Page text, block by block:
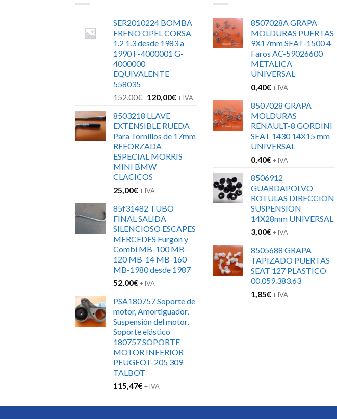
SER2010224 BOMBA
FRENO OPEL CORSA
1.2 1.3 desde 1983 a
1990 F-4000001 G-
4000000
EQUIVALENTE
558035
152,00€ El
original
era:
152,00€.
120,00€El
es:
120,00€.
+ IVA
8503218 LLAVE
EXTENSIBLE RUEDA
Para Tornillos de 17mm
REFORZADA
ESPECIAL MORRIS
MINI BMW
CLACICOS
25,00€+ IVA
85f31482 TUBO
FINAL SALIDA
SILENCIOSO ESCAPES
MERCEDES Furgon y
Combi MB-100 MB-
120 MB-14 MB-160
MB-1980 desde 1987
52,00€+ IVA
PSA180757 Soporte de
motor, Amortiguador,
Suspensión del motor,
Soporte elástico
180757 SOPORTE
MOTOR INFERIOR
PEUGEOT-205 309
TALBOT
115,47€+ IVA
8507028A GRAPA
MOLDURAS PUERTAS
9X17mm SEAT-1500 4-
Faros AC-59026600
METALICA
UNIVERSAL
0,40€+ IVA
8507028 GRAPA
MOLDURAS
RENAULT-8 GORDINI
SEAT 1430 14X15 mm
UNIVERSAL
0,40€+ IVA
8506912
GUARDAPOLVO
ROTULAS DIRECCION
SUSPENSION
14X28mm UNIVERSAL
3,00€+ IVA
8505688 GRAPA
TAPIZADO PUERTAS
SEAT 127 PLASTICO
00.059.383.63
1,85€+ IVA